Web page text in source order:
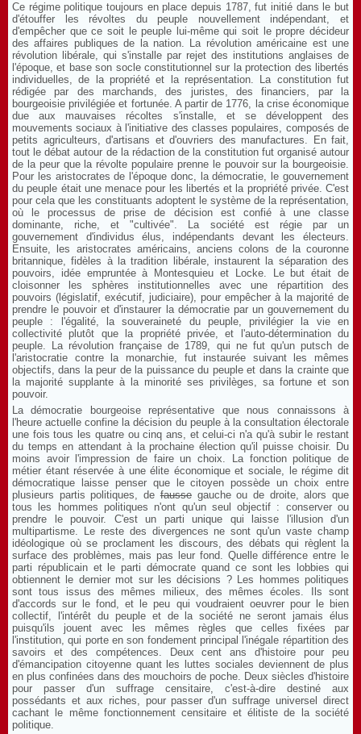
Ce régime politique toujours en place depuis 1787, fut initié dans le but
d'étouffer les révoltes du peuple nouvellement indépendant, et
d'empêcher que ce soit le peuple lui-même qui soit le propre décideur
des affaires publiques de la nation. La révolution américaine est une
révolution libérale, qui s'installe par rejet des institutions anglaises de
l'époque, et base son socle constitutionnel sur la protection des libertés
individuelles, de la propriété et la représentation. La constitution fut
rédigée par des marchands, des juristes, des financiers, par la
bourgeoisie privilégiée et fortunée. A partir de 1776, la crise économique
due aux mauvaises récoltes s'installe, et se développent des
mouvements sociaux à l'initiative des classes populaires, composés de
petits agriculteurs, d'artisans et d'ouvriers des manufactures. En fait,
tout le débat autour de la rédaction de la constitution fut organisé autour
de la peur que la révolte populaire prenne le pouvoir sur la bourgeoisie.
Pour les aristocrates de l'époque donc, la démocratie, le gouvernement
du peuple était une menace pour les libertés et la propriété privée. C'est
pour cela que les constituants adoptent le système de la représentation,
où le processus de prise de décision est confié à une classe
dominante, riche, et "cultivée". La société est régie par un
gouvernement d'individus élus, indépendants devant les électeurs.
Ensuite, les aristocrates américains, anciens colons de la couronne
britannique, fidèles à la tradition libérale, instaurent la séparation des
pouvoirs, idée empruntée à Montesquieu et Locke. Le but était de
cloisonner les sphères institutionnelles avec une répartition des
pouvoirs (législatif, exécutif, judiciaire), pour empêcher à la majorité de
prendre le pouvoir et d'instaurer la démocratie par un gouvernement du
peuple : l'égalité, la souveraineté du peuple, privilégier la vie en
collectivité plutôt que la propriété privée, et l'auto-détermination du
peuple. La révolution française de 1789, qui ne fut qu'un putsch de
l'aristocratie contre la monarchie, fut instaurée suivant les mêmes
objectifs, dans la peur de la puissance du peuple et dans la crainte que
la majorité supplante à la minorité ses privilèges, sa fortune et son
pouvoir.
La démocratie bourgeoise représentative que nous connaissons à
l'heure actuelle confine la décision du peuple à la consultation électorale
une fois tous les quatre ou cinq ans, et celui-ci n'a qu'à subir le restant
du temps en attendant à la prochaine élection qu'il puisse choisir. Du
moins avoir l'impression de faire un choix. La fonction politique de
métier étant réservée à une élite économique et sociale, le régime dit
démocratique laisse penser que le citoyen possède un choix entre
plusieurs partis politiques, defaussegauche ou de droite, alors que
tous les hommes politiques n'ont qu'un seul objectif : conserver ou
prendre le pouvoir. C'est un parti unique qui laisse l'illusion d'un
multipartisme. Le reste des divergences ne sont qu'un vaste champ
idéologique où se proclament les discours, des débats qui règlent la
surface des problèmes, mais pas leur fond. Quelle différence entre le
parti républicain et le parti démocrate quand ce sont les lobbies qui
obtiennent le dernier mot sur les décisions ? Les hommes politiques
sont tous issus des mêmes milieux, des mêmes écoles. Ils sont
d'accords sur le fond, et le peu qui voudraient oeuvrer pour le bien
collectif, l'intérêt du peuple et de la société ne seront jamais élus
puisqu'ils jouent avec les mêmes règles que celles fixées par
l'institution, qui porte en son fondement principal l'inégale répartition des
savoirs et des compétences. Deux cent ans d'histoire pour peu
d'émancipation citoyenne quant les luttes sociales deviennent de plus
en plus confinées dans des mouchoirs de poche. Deux siècles d'histoire
pour passer d'un suffrage censitaire, c'est-à-dire destiné aux
possédants et aux riches, pour passer d'un suffrage universel direct
cachant le même fonctionnement censitaire et élitiste de la société
politique.